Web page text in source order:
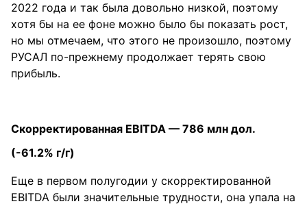
2022 года и так была довольно низкой, поэтому
хотя бы на ее фоне можно было бы показать рост,
но мы отмечаем, что этого не произошло, поэтому
РУСАЛ по-прежнему продолжает терять свою
прибыль.
Скорректированная EBITDA — 786 млн дол.
(-61.2% г/г)
Еще в первом полугодии у скорректированной
EBITDA были значительные трудности, она упала на